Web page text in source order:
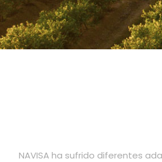
La
NAVISA ha sufrido diferentes